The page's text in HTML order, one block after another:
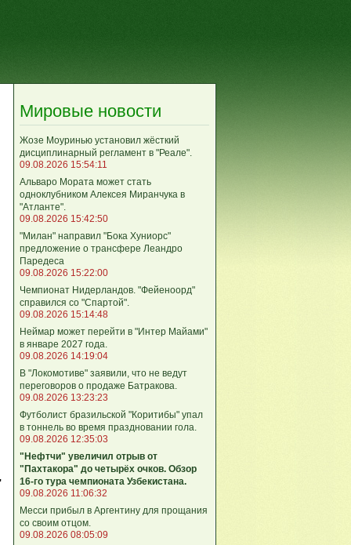
Мировые новости
Жозе Моуринью установил жёсткий
дисциплинарный регламент в "Реале".
09.08.2026 15:54:11
Альваро Мората может стать
одноклубником Алексея Миранчука в
"Атланте".
09.08.2026 15:42:50
"Милан" направил "Бока Хуниорс"
предложение о трансфере Леандро
Паредеса
09.08.2026 15:22:00
Чемпионат Нидерландов. "Фейеноорд"
справился со "Спартой".
09.08.2026 15:14:48
Неймар может перейти в "Интер Майами"
в январе 2027 года.
09.08.2026 14:19:04
В "Локомотиве" заявили, что не ведут
переговоров о продаже Батракова.
09.08.2026 13:23:23
Футболист бразильской "Коритибы" упал
в тоннель во время праздновании гола.
09.08.2026 12:35:03
"Нефтчи" увеличил отрыв от
"Пахтакора" до четырёх очков. Обзор
16-го тура чемпионата Узбекистана.
09.08.2026 11:06:32
Месси прибыл в Аргентину для прощания
со своим отцом.
09.08.2026 08:05:09